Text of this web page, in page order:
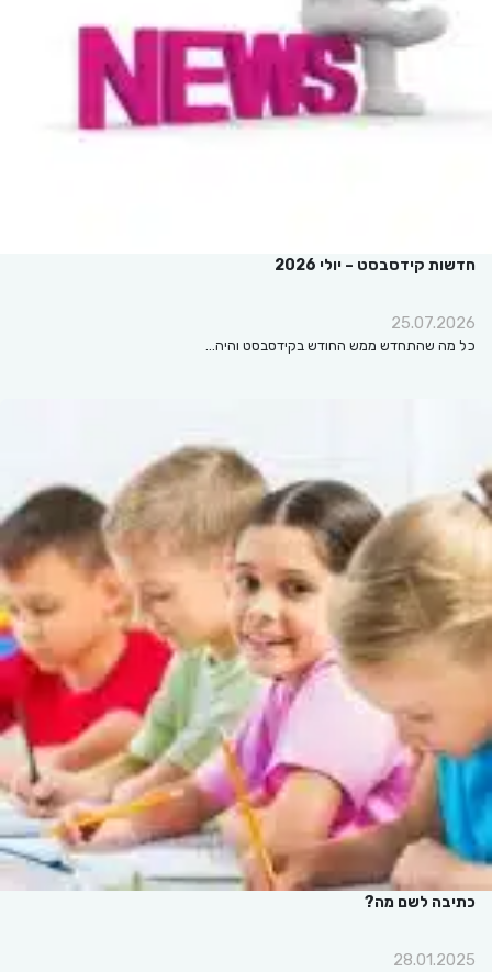
חדשות קידסבסט – יולי 2026
25.07.2026
כל מה שהתחדש ממש החודש בקידסבסט והיה…
כתיבה לשם מה?
28.01.2025